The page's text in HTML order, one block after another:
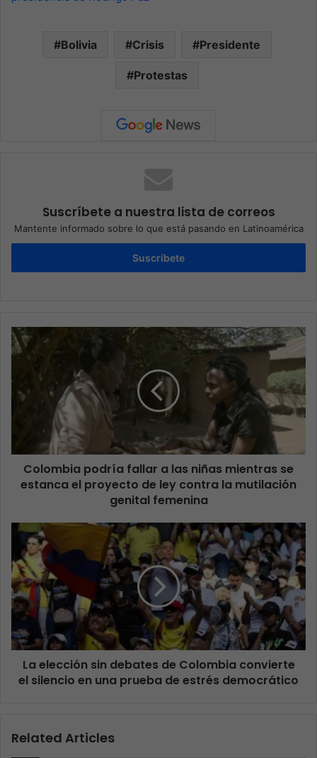
Bolivia Crisis Presidente
Protestas
Suscríbete a nuestra lista de correos
Mantente informado sobre lo que está pasando en Latinoamérica
Suscríbete
Colombia podría fallar a las niñas mientras se
estanca el proyecto de ley contra la mutilación
genital femenina
La elección sin debates de Colombia convierte
el silencio en una prueba de estrés democrático
Related Articles